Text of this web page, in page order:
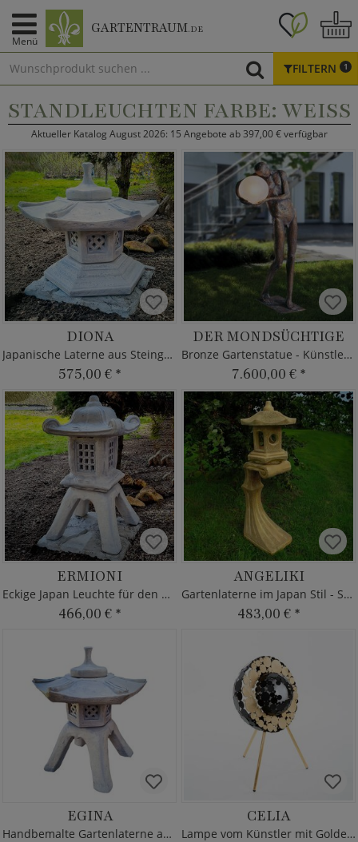
Menü
GARTENTRAUM.DE
FILTERN 1
STANDLEUCHTEN FARBE: WEISS
Aktueller Katalog August 2026: 15 Angebote ab 397,00 € verfügbar
DIONA
Japanische Laterne aus Steinguss
575,00 € *
DER MONDSÜCHTIGE
Bronze Gartenstatue - Künstleredition
7.600,00 € *
ERMIONI
Eckige Japan Leuchte für den Garten
466,00 € *
ANGELIKI
Gartenlaterne im Japan Stil - Steinguss
483,00 € *
EGINA
Handbemalte Gartenlaterne aus Stein
CELIA
Lampe vom Künstler mit Goldeffekt